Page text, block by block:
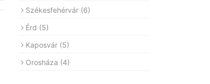
Székesfehérvár (6)
Érd (5)
Kaposvár (5)
Orosháza (4)